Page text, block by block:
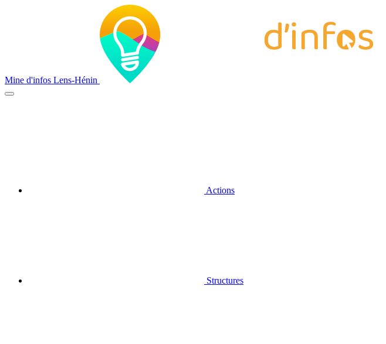
Mine d'infos Lens-Hénin
Actions
Structures